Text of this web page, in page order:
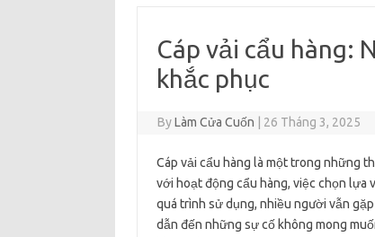
Cáp vải cẩu hàng:
khắc phục
ByLàm Cửa Cuốn 26 Tháng 3, 2025
Cáp vải cẩu hàng là một trong những
với hoạt động cẩu hàng, việc chọn lựa
quá trình sử dụng, nhiều người vẫn
dẫn đến những sự cố không mong